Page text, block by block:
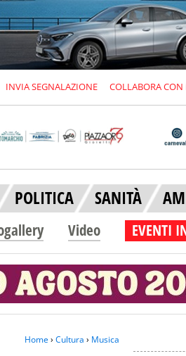
INVIA SEGNALAZIONE COLLABORA CON
POLITICA SANITÀ
Video EVENTI
Home› Cultura › Musica